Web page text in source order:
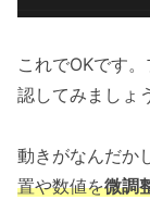
これでOKです
認してみましょ
動きがなんだか
置や数値を微調